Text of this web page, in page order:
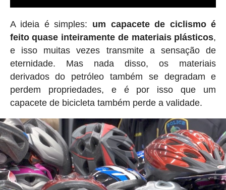
A ideia é simples: um capacete de ciclismo é
feito quase inteiramente de materiais plásticos,
e isso muitas vezes transmite a sensação de
eternidade. Mas nada disso, os materiais
derivados do petróleo também se degradam e
perdem propriedades, e é por isso que um
capacete de bicicleta também perde a validade.